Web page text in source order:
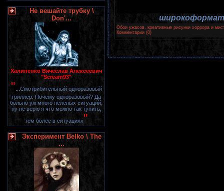
Не вешайте трубку \
Don'...
Халипенко Вячеслав Алексеевич
"Scream93"
" ...Смотрибительный одноразовый
триллер. Почему одноразовый? Да
больно уж много нелепых ситуаций,
ну не верю я что можно так тупить,
тем более в ситуациях"
Эксперимент Belko \ The
...
Обои ужасов, креативные рисунки хоррора и
Комментарии (0)